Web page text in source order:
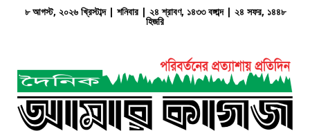
৮ আগস্ট, ২০২৬ খ্রিস্টাব্দ | শনিবার | ২৪ শ্রাবণ, ১৪৩৩ বঙ্গাব্দ | ২৪ সফর, ১৪৪৮
হিজরি